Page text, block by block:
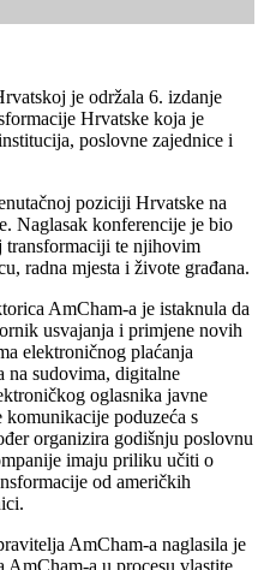
je održala 6. izdanje
Hrvatske koja je
poslovne zajednice i
poziciji Hrvatske na
Naglasak konferencije je bio
te njihovim
radna mjesta i živote građana.
AmCham-a je istaknula da
usvajanja i primjene novih
elektroničnog plaćanja
na sudovima, digitalne
oglasnika javne
poduzeća s
organizira godišnju poslovnu
imaju priliku učiti o
od američkih
AmCham-a naglasila je
a u procesu vlastite